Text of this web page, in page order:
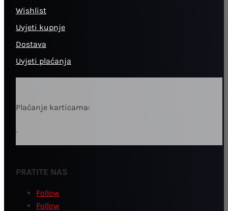
Wishlist
Uvjeti kupnje
Dostava
Uvjeti plaćanja
Plaćanje karticama:
PRATITE NAS
Follow
Follow